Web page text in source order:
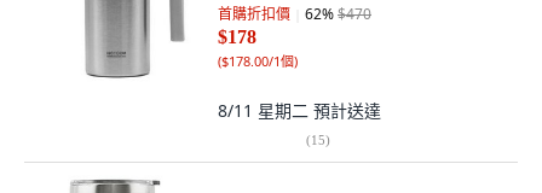
首購折扣價 62%$470
$178
($178.00/1個)
8/11 星期二 預計送達
(15)